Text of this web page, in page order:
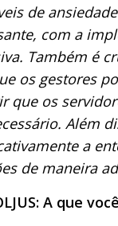
de
com a
Também é
os gestores
que os
Além
a
de maneira
A que